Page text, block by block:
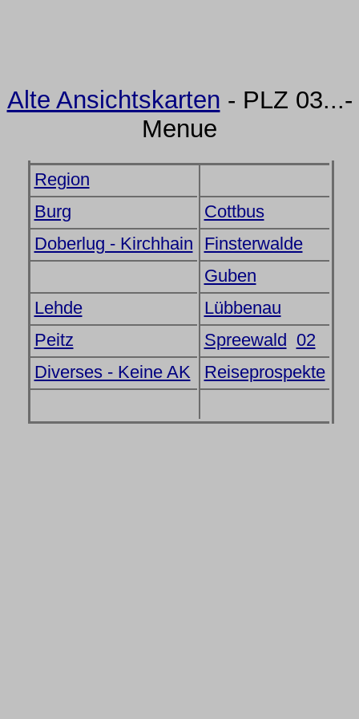
Alte Ansichtskarten - PLZ 03...-
Menue
Region
Burg
Cottbus
Doberlug - Kirchhain
Finsterwalde
Guben
Lehde
Lübbenau
Peitz
Spreewald 02
Diverses - Keine AK
Reiseprospekte